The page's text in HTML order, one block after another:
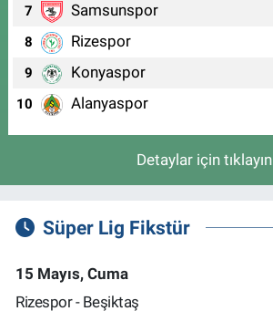
7 Samsunspor
8 Rizespor
9 Konyaspor
10 Alanyaspor
Detaylar için tıklayın
Süper Lig Fikstür
15 Mayıs, Cuma
Rizespor - Beşiktaş